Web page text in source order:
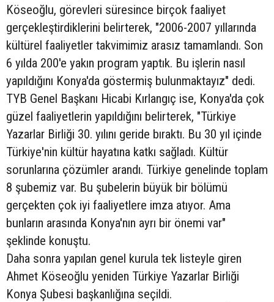
Köseoğlu, görevleri süresince birçok faaliyet
gerçekleştirdiklerini belirterek, "2006-2007 yıllarında
kültürel faaliyetler takvimimiz arasız tamamlandı. Son
6 yılda 200'e yakın program yaptık. Bu işlerin nasıl
yapıldığını Konya'da göstermiş bulunmaktayız" dedi.
TYB Genel Başkanı Hicabi Kırlangıç ise, Konya'da çok
güzel faaliyetlerin yapıldığını belirterek, "Türkiye
Yazarlar Birliği 30. yılını geride bıraktı. Bu 30 yıl içinde
Türkiye'nin kültür hayatına katkı sağladı. Kültür
sorunlarına çözümler arandı. Türkiye genelinde toplam
8 şubemiz var. Bu şubelerin büyük bir bölümü
gerçekten çok iyi faaliyetlere imza atıyor. Ama
bunların arasında Konya'nın ayrı bir önemi var"
şeklinde konuştu.
Daha sonra yapılan genel kurula tek listeyle giren
Ahmet Köseoğlu yeniden Türkiye Yazarlar Birliği
Konya Şubesi başkanlığına seçildi.